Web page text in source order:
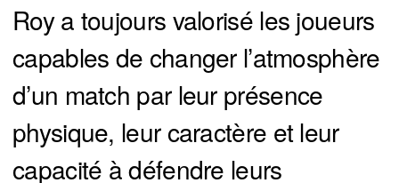
Roy a toujours valorisé les joueurs
capables de changer l’atmosphère
d’un match par leur présence
physique, leur caractère et leur
capacité à défendre leurs